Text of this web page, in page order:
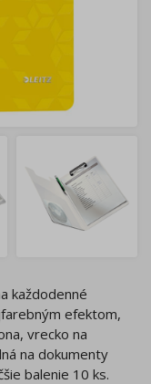
každodenné
efektom,
vrecko na
na dokumenty
balenie 10 ks.